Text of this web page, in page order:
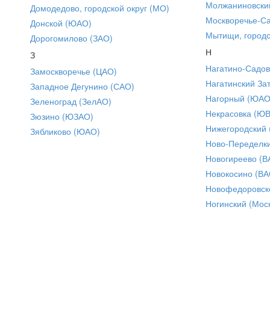
Домодедово, городской округ (МО)
Донской (ЮАО)
Дорогомилово (ЗАО)
З
Замоскворечье (ЦАО)
Западное Дегунино (САО)
Зеленоград (ЗелАО)
Зюзино (ЮЗАО)
Зябликово (ЮАО)
Москворечье-
Мытищи,
Н
Нагатино-
Нагатинский
Нагорный
Некрасовка
Ново-
Новогиреево
Новокосино
Ногинский